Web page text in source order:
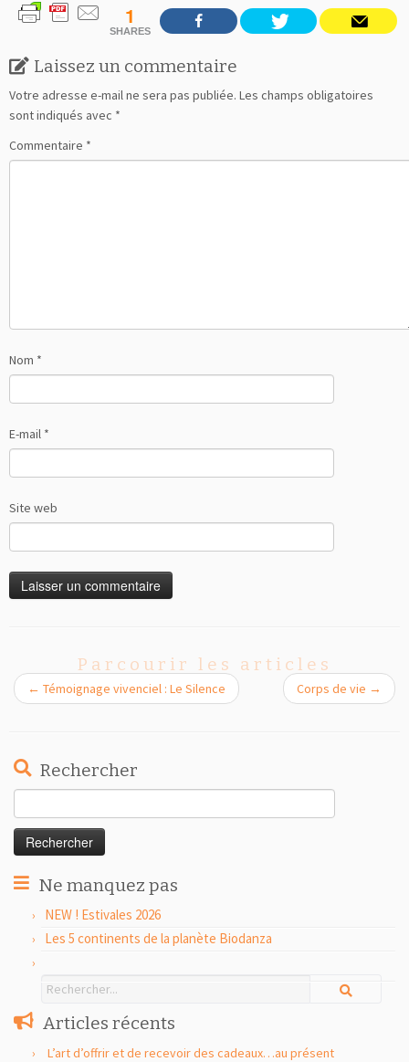
1
SHARES
Laissez un commentaire
Votre adresse e-mail ne sera pas publiée. Les champs obligatoires
sont indiqués avec *
Commentaire *
Nom *
E-mail *
Site web
Parcourir les articles
← Témoignage vivenciel : Le Silence Corps de vie →
Rechercher
Ne manquez pas
NEW ! Estivales 2026
Les 5 continents de la planète Biodanza
Articles récents
L’art d’offrir et de recevoir des cadeaux…au présent